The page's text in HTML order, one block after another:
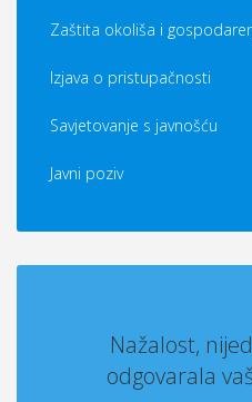
Zaštita okoliša i
Izjava o pristupačnosti
Savjetovanje s javnošću
Javni poziv
Nažalost,
odgovarala